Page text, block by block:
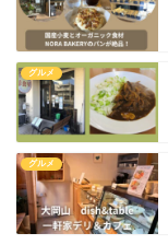
グルメ
グルメ